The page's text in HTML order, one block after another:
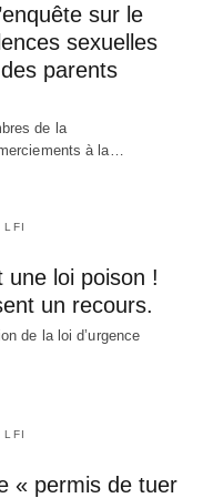
sur le
sexuelles
parents
de la
à la…
LFI
une loi poison !
un recours.
de la loi d’urgence
LFI
« permis de tuer